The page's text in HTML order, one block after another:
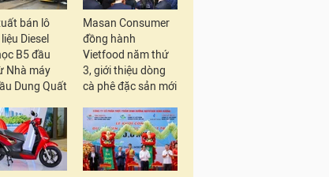
bán lô
Diesel
B5 đầu
Nhà máy
Dung Quất
Masan Consumer
đồng hành
Vietfood năm thứ
3, giới thiệu dòng
cà phê đặc sản mới